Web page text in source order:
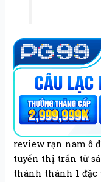
review rạn nam ô
tuyến thị trấn từ
thành thành 1